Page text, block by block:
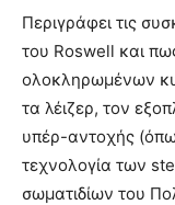
Περιγράφει τις
του Roswell και
ολοκληρωμένων
τα λέιζερ, τον
υπέρ-αντοχής
τεχνολογία των
σωματιδίων του